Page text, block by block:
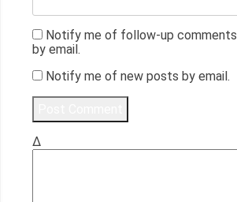
Notify me of follow-up comments
by email.
Notify me of new posts by email.
Δ